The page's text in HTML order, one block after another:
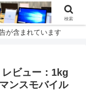
が含まれています
ビュー：1kg
ンスモバイル
検索